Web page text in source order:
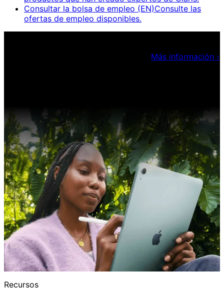
Consultar la bolsa de empleo (EN)Consulte las
ofertas de empleo disponibles.
Más información ›
Recursos